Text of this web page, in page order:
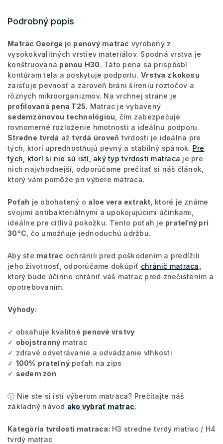
Podrobný popis
Matrac George je penový matrac vyrobený z
vysokokvalitných vrstiev materiálov. Spodná vrstva je
konštruovaná penou H30. Táto pena sa prispôsbí
kontúram tela a poskytuje podportu. Vrstva z kokosu
zaisťuje pevnosť a zároveň bráni šíreniu roztočov a
rôznych mikroorganizmov. Na vrchnej strane je
profilovaná pena T25. Matrac je vybavený
sedemzónovou technológiou , čím zabezpečuje
rovnomerné rozloženie hmotnosti a ideálnu podporu.
Stredne tvrdá až tvrdá úroveň tvrdosti je ideálna pre
tých, ktorí uprednostňujú pevný a stabilný spánok. Pre
tých, ktorí si nie sú istí, aký typ tvrdosti matraca je pre
nich najvhodnejší, odporúčame prečítať si náš článok,
ktorý vám pomôže pri výbere matraca.
Poťah je obohatený o aloe vera extrakt , ktoré je známe
svojimi antibakteriálnymi a upokojujúcimi účinkami,
ideálne pre citlivú pokožku. Tento poťah je prateľný pri
30°C , čo umožňuje jednoduchú údržbu.
Aby ste matrac ochránili pred poškodením a predĺžili
jeho životnosť, odporúčame dokúpiť chránič matraca,
ktorý bude účinne chrániť váš matrac pred znečistením a
opotrebovaním.
Výhody:
✓ obsahuje kvalitné penové vrstvy
✓ obojstranný matrac
✓ zdravé odvetrávanie a odvádzanie vlhkosti
✓ 100% prateľnýpoťah na zips
✓ sedem zón
ⓘ Nie ste si istí výberom matraca? Prečítajte náš
základný návod ako vybrať matrac.
Kategória tvrdosti matraca: H3 stredne tvrdý matrac / H4
tvrdý matrac